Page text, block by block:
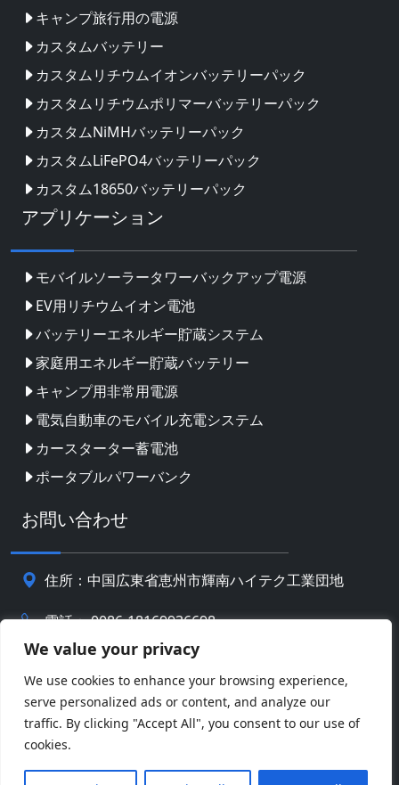
We value your privacy
We use cookies to enhance your browsing experience,
serve personalized ads or content, and analyze our
traffic. By clicking "Accept All", you consent to our use of
cookies.
キャンプ旅行用の電源
カスタムバッテリー
カスタムリチウムイオンバッテリーパック
カスタムリチウムポリマーバッテリーパック
カスタムNiMHバッテリーパック
カスタムLiFePO4バッテリーパック
カスタム18650バッテリーパック
アプリケーション
モバイルソーラータワーバックアップ電源
EV用リチウムイオン電池
バッテリーエネルギー貯蔵システム
家庭用エネルギー貯蔵バッテリー
キャンプ用非常用電源
電気自動車のモバイル充電システム
カースターター蓄電池
ポータブルパワーバンク
お問い合わせ
住所：中国広東省恵州市輝南ハイテク工業団地
電話： 0086-18169936698
info@jbbatterychina.com
プライバシーポリシー